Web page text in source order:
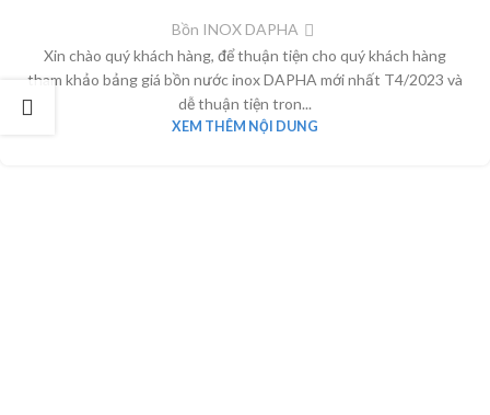
Bồn INOX DAPHA
Xin chào quý khách hàng, để thuận tiện cho quý khách hàng
tham khảo bảng giá bồn nước inox DAPHA mới nhất T4/2023 và
dễ thuận tiện tron...
XEM THÊM NỘI DUNG